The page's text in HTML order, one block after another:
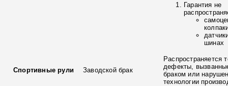
Гарантия не
шинах
Спортивные рули Заводской брак
Распространяется
дефекты,
браком или
технологии